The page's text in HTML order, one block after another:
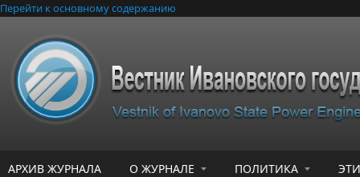
Перейти к основному содержанию
АРХИВ ЖУРНАЛА О ЖУРНАЛЕ ПОЛИТИКА